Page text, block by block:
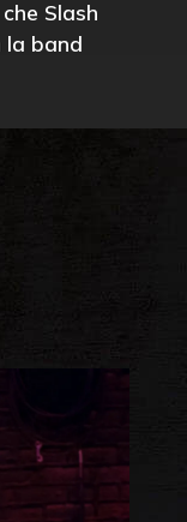
Slash
la band